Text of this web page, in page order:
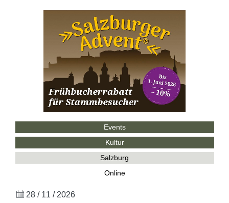
Events
Kultur
Salzburg
Online
28 / 11 / 2026